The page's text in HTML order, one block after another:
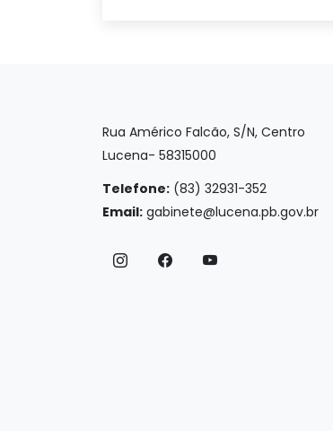
Rua Américo Falcão, S/N, Centro
Lucena- 58315000
Telefone: (83) 32931-352
Email: gabinete@lucena.pb.gov.br